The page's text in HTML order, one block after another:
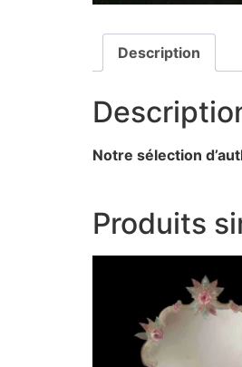
Description
Notre sélection
Produits